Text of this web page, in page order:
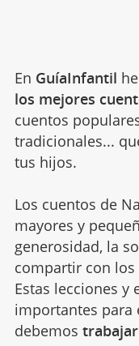
En GuíaInfantil
los mejores
cuentos
tradicionales...
tus hijos.
Los cuentos de
mayores y
generosidad, la
compartir con
Estas lecciones y
importantes para
debemos